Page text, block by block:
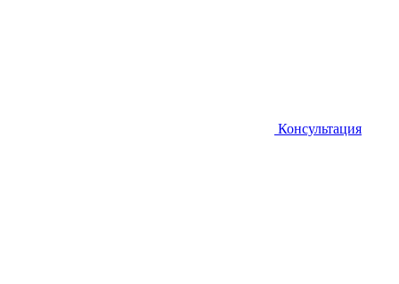
Консультация